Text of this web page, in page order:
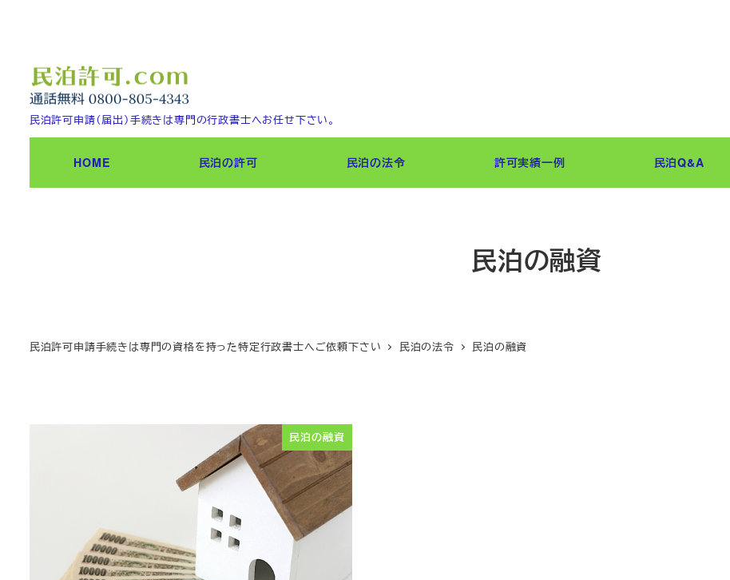
民泊許可申請（届出）手続きは専門の行政書士へお任せ下さい。
HOME 民泊の許可 民泊の法令 許可実績一例 民泊Q&A
民泊の融資
民泊許可申請手続きは専門の資格を持った特定行政書士へご依頼下さい 民泊の法令 民泊の融資
民泊の融資